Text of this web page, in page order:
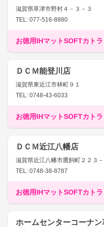
滋賀県草津市野村４－３－３
TEL: 077-516-8880
お徳用IHマットSOFTカト
ＤＣＭ能登川店
滋賀県東近江市林町９１
TEL: 0748-43-6033
お徳用IHマットSOFTカト
ＤＣＭ近江八幡店
滋賀県近江八幡市鷹飼町２２３－
TEL: 0748-38-8787
お徳用IHマットSOFTカト
ホームセンターコーナン